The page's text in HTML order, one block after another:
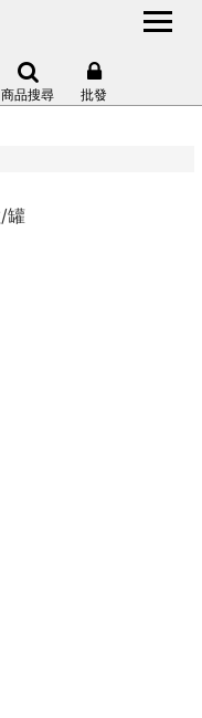
商品搜尋 批發